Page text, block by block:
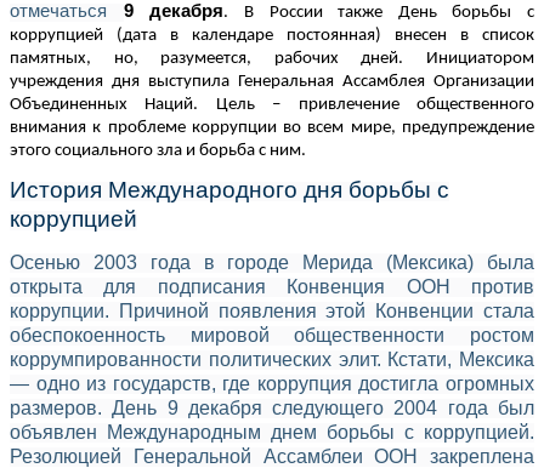
отмечаться 9 декабря. В России также День борьбы с
коррупцией (дата в календаре постоянная) внесен в список
памятных, но, разумеется, рабочих дней. Инициатором
учреждения дня выступила Генеральная Ассамблея Организации
Объединенных Наций. Цель – привлечение общественного
внимания к проблеме коррупции во всем мире, предупреждение
этого социального зла и борьба с ним.
История Международного дня борьбы с
коррупцией
Осенью 2003 года в городе Мерида (Мексика) была
открыта для подписания Конвенция ООН против
коррупции. Причиной появления этой Конвенции стала
обеспокоенность мировой общественности ростом
коррумпированности политических элит. Кстати, Мексика
— одно из государств, где коррупция достигла огромных
размеров. День 9 декабря следующего 2004 года был
объявлен Международным днем борьбы с коррупцией.
Резолюцией Генеральной Ассамблеи ООН закреплена